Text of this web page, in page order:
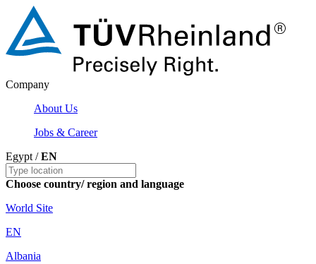
Company
About Us
Jobs & Career
Egypt /EN
Choose country/ region and language
World Site
EN
Albania